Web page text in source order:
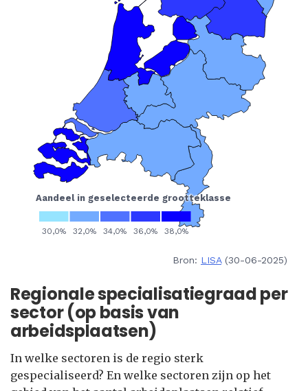
Bron: LISA(30-06-2025)
Regionale specialisatiegraad per
sector (op basis van
arbeidsplaatsen)
In welke sectoren is de regio sterk
gespecialiseerd? En welke sectoren zijn op het